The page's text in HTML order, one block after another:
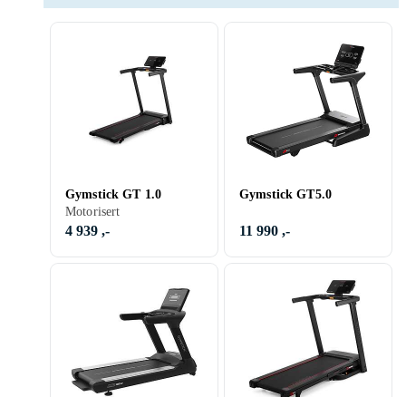
Gymstick GT 1.0
Motorisert
4 939 ,-
Gymstick GT5.0
11 990 ,-